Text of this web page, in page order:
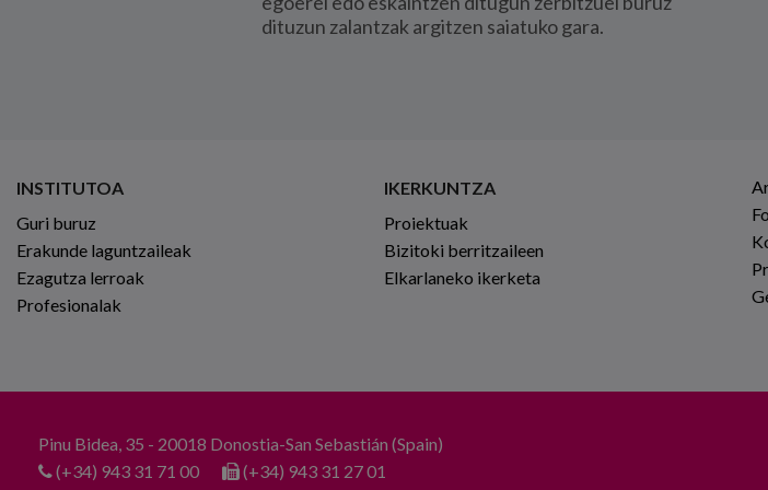
dituzun zalantzak argitzen saiatuko gara.
INSTITUTOA
Guri buruz
Erakunde laguntzaileak
Ezagutza lerroak
Profesionalak
IKERKUNTZA
Proiektuak
Bizitoki berritzaileen
Elkarlaneko ikerketa
Pinu Bidea, 35 - 20018 Donostia-San Sebastián (Spain)
(+34) 943 31 71 00
(+34) 943 31 27 01